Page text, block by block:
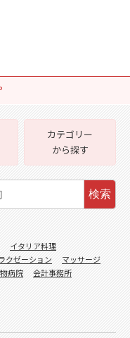
カテゴリー
から探す
検索
イタリア料理
クゼーション
マッサージ
病院
会計事務所